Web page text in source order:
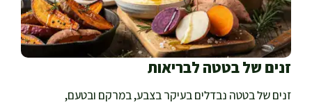
זנים של בטטה לבריאות
זנים של בטטה נבדלים בעיקר בצבע, במרקם ובטעם,